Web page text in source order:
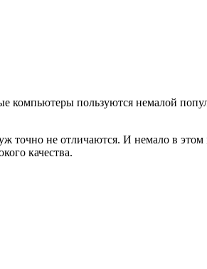
компьютеры пользуются немалой
точно не отличаются. И немало в этом
качества.